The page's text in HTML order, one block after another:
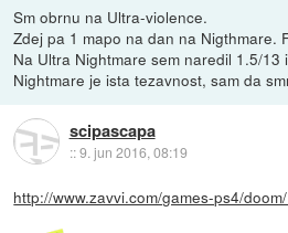
Sm obrnu na Ultra-violence.
Zdej pa 1 mapo na dan na Nigthmare.
Na Ultra Nightmare sem naredil 1.5/
Nightmare je ista tezavnost, sam da
scipascapa
::9. jun 2016, 08:19
http://www.zavvi.com/games-ps4/